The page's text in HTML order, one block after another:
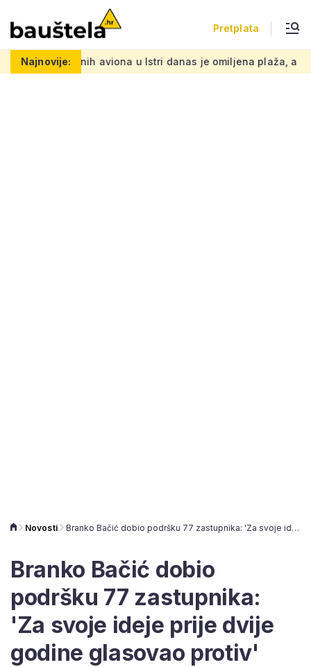
Pretplata
Najnovije:
u Istri danas je omiljena plaža, a na starim crvenim
Novosti Branko Bačić dobio podršku 77 zastupnika: 'Za svoje ideje prije dvije godine glasovao protiv'
Branko Bačić dobio
podršku 77 zastupnika:
'Za svoje ideje prije dvije
godine glasovao protiv'